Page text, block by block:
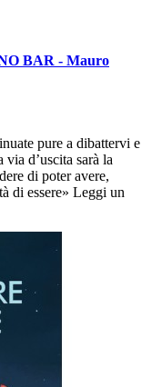
BAR - Mauro
pure a dibattervi e
d’uscita sarà la
di poter avere,
di essere» Leggi un